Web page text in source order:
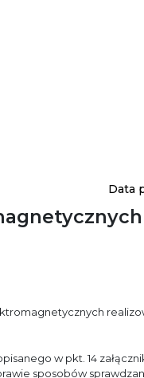
Data
w pkt. 14
sposobów